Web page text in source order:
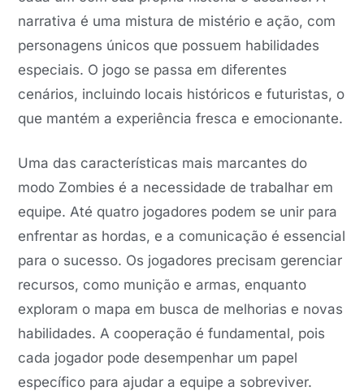
narrativa é uma mistura de mistério e ação, com
personagens únicos que possuem habilidades
especiais. O jogo se passa em diferentes
cenários, incluindo locais históricos e futuristas, o
que mantém a experiência fresca e emocionante.
Uma das características mais marcantes do
modo Zombies é a necessidade de trabalhar em
equipe. Até quatro jogadores podem se unir para
enfrentar as hordas, e a comunicação é essencial
para o sucesso. Os jogadores precisam gerenciar
recursos, como munição e armas, enquanto
exploram o mapa em busca de melhorias e novas
habilidades. A cooperação é fundamental, pois
cada jogador pode desempenhar um papel
específico para ajudar a equipe a sobreviver.